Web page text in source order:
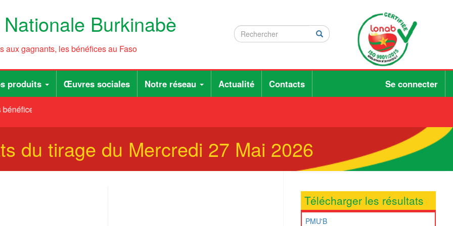
Burkinabè
aux gagnants, les bénéfices au Faso Rechercher
Rechercher Rechercher
produits Œuvres sociales Notre réseau Actualité Contacts Se connecter
au Faso
du tirage du Mercredi 27 Mai 2026
Télécharger les résultats
PMU'B